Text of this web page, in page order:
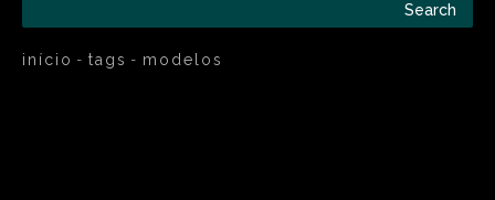
Search
início tags modelos